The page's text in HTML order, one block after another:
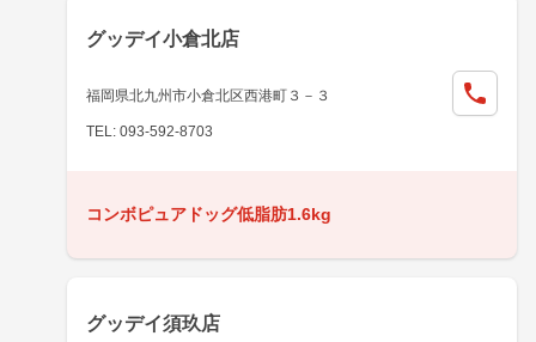
グッデイ小倉北店
福岡県北九州市小倉北区西港町３－３
TEL: 093-592-8703
コンボピュアドッグ低脂肪1.6kg
グッデイ須玖店